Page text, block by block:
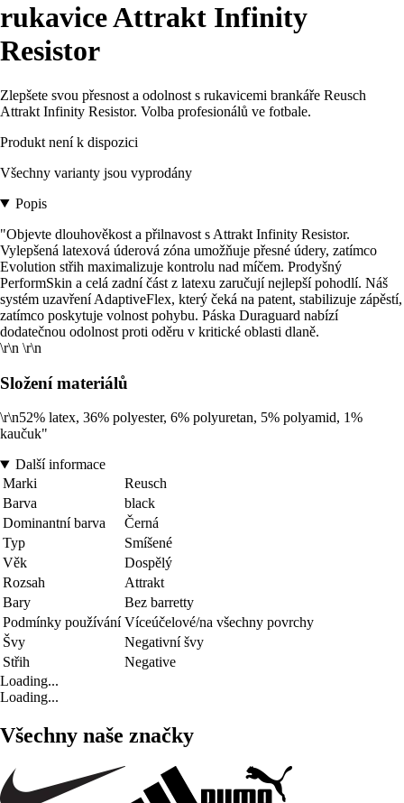
rukavice Attrakt Infinity
Resistor
Zlepšete svou přesnost a odolnost s rukavicemi brankáře Reusch
Attrakt Infinity Resistor. Volba profesionálů ve fotbale.
Produkt není k dispozici
Všechny varianty jsou vyprodány
Popis
"Objevte dlouhověkost a přilnavost s Attrakt Infinity Resistor.
Vylepšená latexová úderová zóna umožňuje přesné údery, zatímco
Evolution střih maximalizuje kontrolu nad míčem. Prodyšný
PerformSkin a celá zadní část z latexu zaručují nejlepší pohodlí. Náš
systém uzavření AdaptiveFlex, který čeká na patent, stabilizuje zápěstí,
zatímco poskytuje volnost pohybu. Páska Duraguard nabízí
dodatečnou odolnost proti oděru v kritické oblasti dlaně.
\r\n \r\n
Složení materiálů
\r\n52% latex, 36% polyester, 6% polyuretan, 5% polyamid, 1%
kaučuk"
Další informace
Marki
Reusch
Barva
black
Dominantní barva
Černá
Typ
Smíšené
Věk
Dospělý
Rozsah
Attrakt
Bary
Bez barretty
Podmínky používání Víceúčelové/na všechny povrchy
Švy
Negativní švy
Střih
Negative
Loading...
Loading...
Všechny naše značky